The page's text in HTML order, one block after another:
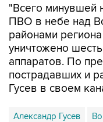
"Всего минувшей
ПВО в небе над
районами
уничтожено
аппаратов. По
пострадавших и
Гусев в своем
Александр Гусев